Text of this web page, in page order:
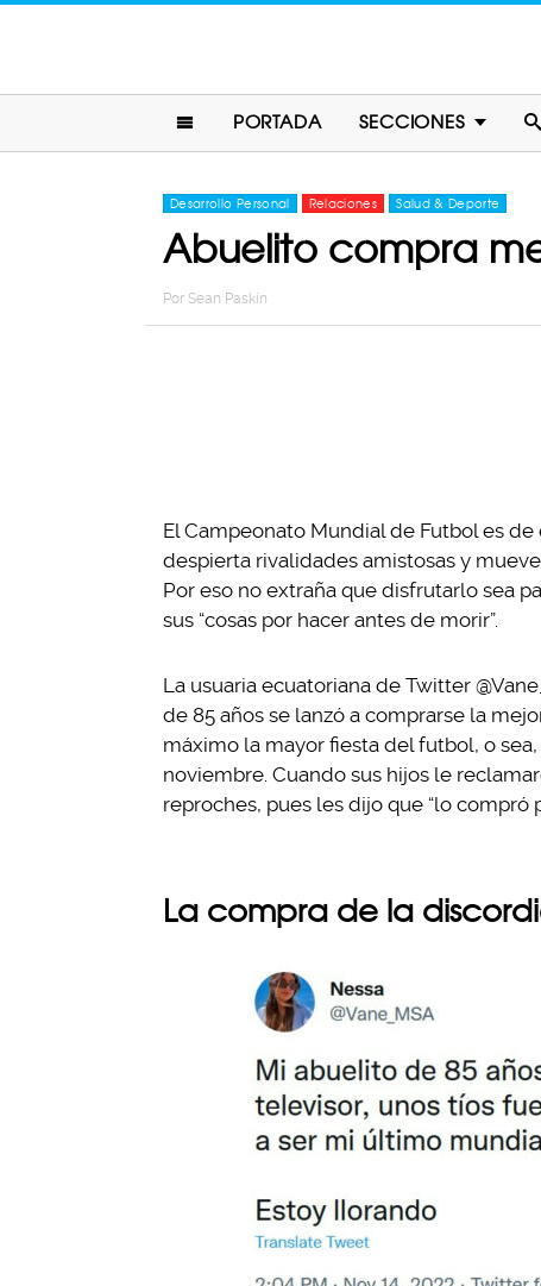
PORTADA SECCIONES
Desarrollo Personal Relaciones Salud & Deporte
Abuelito compra
Por Sean Paskin
El Campeonato Mundial de Futbol es
despierta rivalidades amistosas y
Por eso no extraña que disfrutarlo sea
sus “cosas por hacer antes de morir”.
La usuaria ecuatoriana de Twitter
de 85 años se lanzó a comprarse la
máximo la mayor fiesta del futbol, o
noviembre. Cuando sus hijos le
reproches, pues les dijo que “lo
La compra de la